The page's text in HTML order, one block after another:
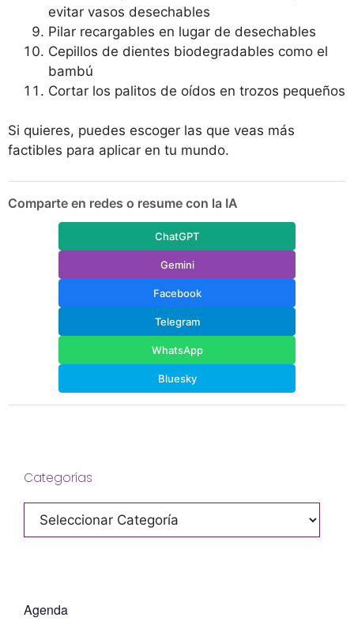
evitar vasos desechables
Pilar recargables en lugar de desechables
Cepillos de dientes biodegradables como el
bambú
Cortar los palitos de oídos en trozos pequeños
Si quieres, puedes escoger las que veas más
factibles para aplicar en tu mundo.
Comparte en redes o resume con la IA
ChatGPT
Gemini
Facebook
Telegram
WhatsApp
Bluesky
Categorías
Categorías
Agenda